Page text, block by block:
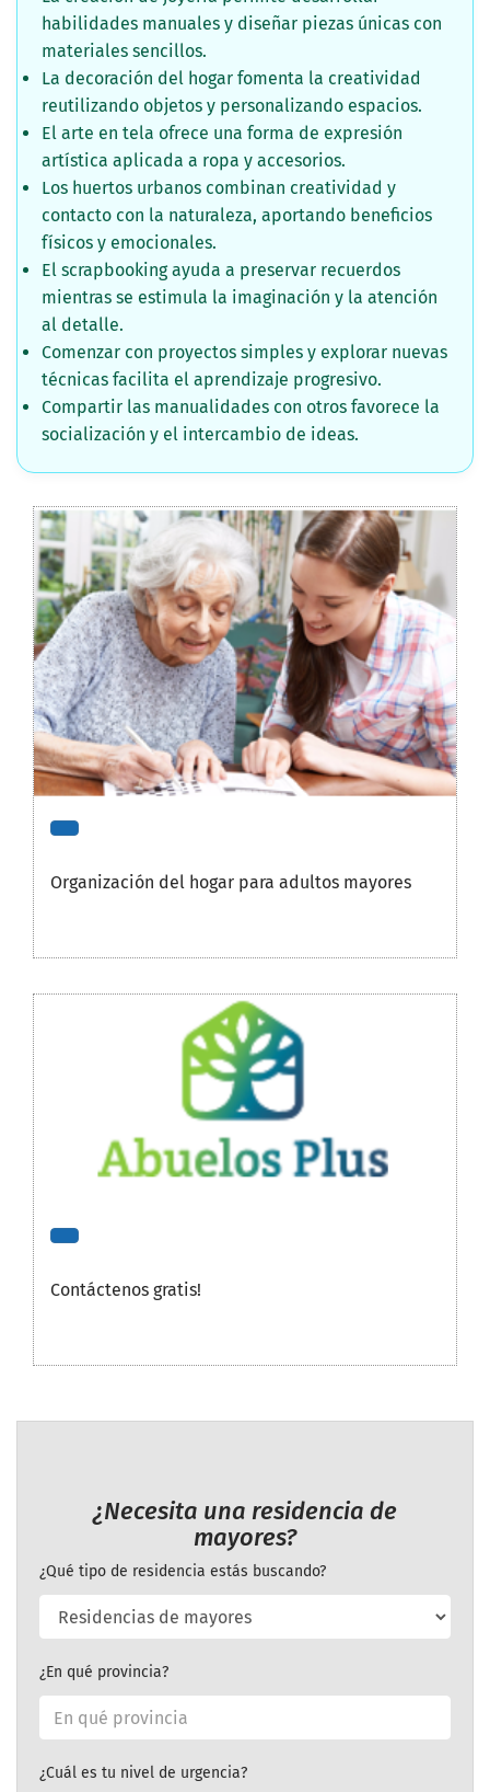
habilidades manuales y diseñar piezas únicas con
materiales sencillos.
La decoración del hogar fomenta la creatividad
reutilizando objetos y personalizando espacios.
El arte en tela ofrece una forma de expresión
artística aplicada a ropa y accesorios.
Los huertos urbanos combinan creatividad y
contacto con la naturaleza, aportando beneficios
físicos y emocionales.
El scrapbooking ayuda a preservar recuerdos
mientras se estimula la imaginación y la atención
al detalle.
Comenzar con proyectos simples y explorar nuevas
técnicas facilita el aprendizaje progresivo.
Compartir las manualidades con otros favorece la
socialización y el intercambio de ideas.
Organización del hogar para adultos mayores
Contáctenos gratis!
¿Necesita una residencia de
mayores?
¿Qué tipo de residencia estás buscando?
¿En qué provincia?
¿Cuál es tu nivel de urgencia?